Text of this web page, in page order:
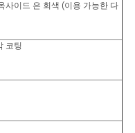
사이드 은 회색 (이용 가능한 다
코팅